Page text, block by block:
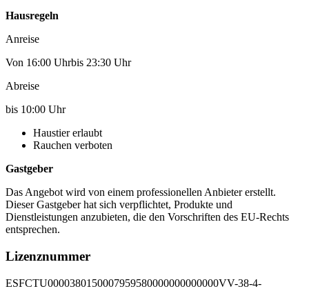
Hausregeln
Anreise
Von 16:00 Uhrbis 23:30 Uhr
Abreise
bis 10:00 Uhr
Haustier erlaubt
Rauchen verboten
Gastgeber
Das Angebot wird von einem professionellen Anbieter erstellt.
Dieser Gastgeber hat sich verpflichtet, Produkte und
Dienstleistungen anzubieten, die den Vorschriften des EU-Rechts
entsprechen.
Lizenznummer
ESFCTU0000380150007959580000000000000VV-38-4-